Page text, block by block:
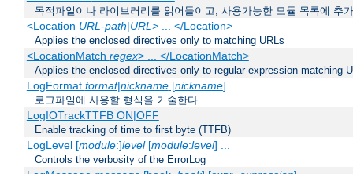
목적파일이나 라이브러리를 읽어들이고, 사용가능한 모듈 목록에 추
<Location URL-path|URL> ... </Location>
Applies the enclosed directives only to matching URLs
<LocationMatch regex> ... </LocationMatch>
Applies the enclosed directives only to regular-expression matching
LogFormat format|nickname[nickname]
로그파일에 사용할 형식을 기술한다
LogIOTrackTTFB ON|OFF
Enable tracking of time to first byte (TTFB)
LogLevel [module:]level[module:level] ...
Controls the verbosity of the ErrorLog